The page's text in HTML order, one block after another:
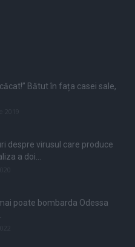
Bătut în fața casei sale,
despre virusul care produce
a doi...
poate bombarda Odessa